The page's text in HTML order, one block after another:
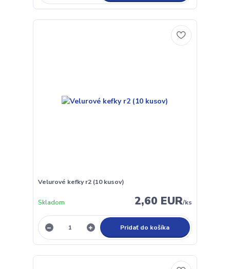
Velurové kefky r2 (10 kusov)
2,60 EUR/ks
Skladom
Pridať do košíka